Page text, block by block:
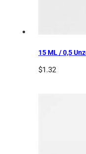
15 ML / 0,5
$1.32